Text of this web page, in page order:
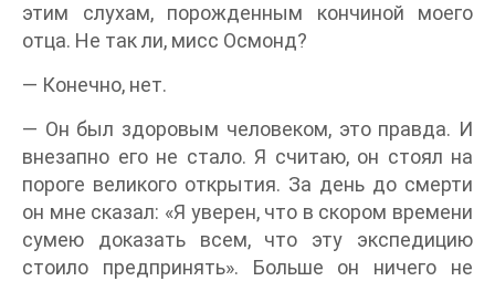
этим слухам, порожденным кончиной моего
отца. Не так ли, мисс Осмонд?
— Конечно, нет.
— Он был здоровым человеком, это правда. И
внезапно его не стало. Я считаю, он стоял на
пороге великого открытия. За день до смерти
он мне сказал: «Я уверен, что в скором времени
сумею доказать всем, что эту экспедицию
стоило предпринять». Больше он ничего не